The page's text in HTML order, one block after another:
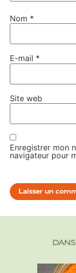
Nom *
E-mail *
Site web
Enregistrer mon
navigateur pour